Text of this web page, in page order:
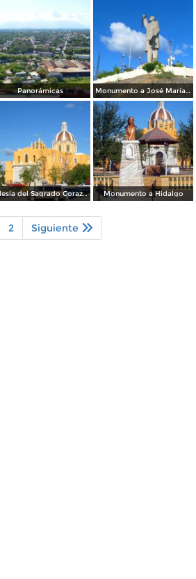
Panorámicas Monumento a José María Morelos y Pavón
Iglesia del Sagrado Corazón Monumento a Hidalgo
2 Siguiente